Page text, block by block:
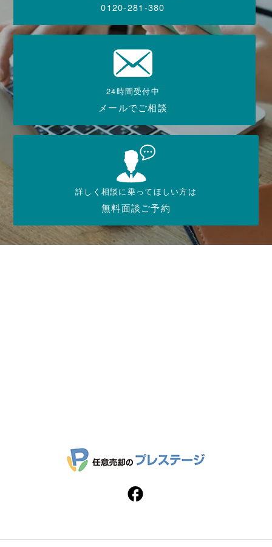
0120-281-380
24時間受付中
メールでご相談
詳しく相談に乗ってほしい方は
無料面談ご予約